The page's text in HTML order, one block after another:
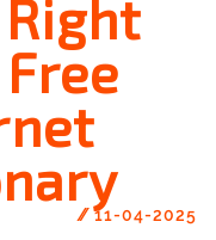
// 11-04-2025